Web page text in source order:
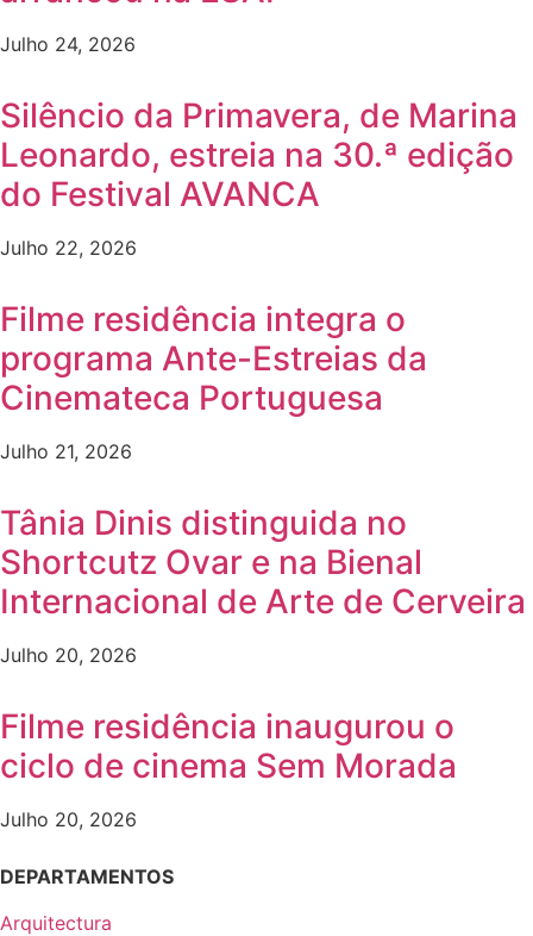
Julho 24, 2026
Silêncio da Primavera, de Marina
Leonardo, estreia na 30.ª edição
do Festival AVANCA
Julho 22, 2026
Filme residência integra o
programa Ante-Estreias da
Cinemateca Portuguesa
Julho 21, 2026
Tânia Dinis distinguida no
Shortcutz Ovar e na Bienal
Internacional de Arte de Cerveira
Julho 20, 2026
Filme residência inaugurou o
ciclo de cinema Sem Morada
Julho 20, 2026
DEPARTAMENTOS
Arquitectura